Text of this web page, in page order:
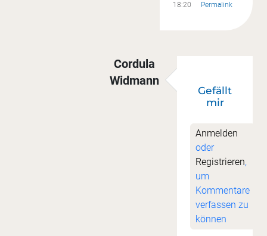
18:20
Permalink
Cordula
Widmann
Danke!vonUte
Gefällt
mir
Anmelden
oder
Registrieren,
um
Kommentare
verfassen zu
können